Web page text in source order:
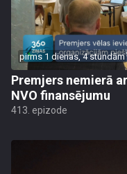
pirms 1 dienas, 4 stundām
Premjers nemierā
NVO finansējumu
413. epizode